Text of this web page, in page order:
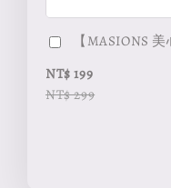
【MASIONS
NT$ 199
NT$ 299